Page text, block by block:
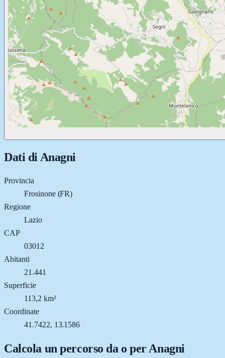
Dati di Anagni
Provincia
Frosinone (FR)
Regione
Lazio
CAP
03012
Abitanti
21.441
Superficie
113,2 km²
Coordinate
41.7422, 13.1586
Calcola un percorso da o perAnagni